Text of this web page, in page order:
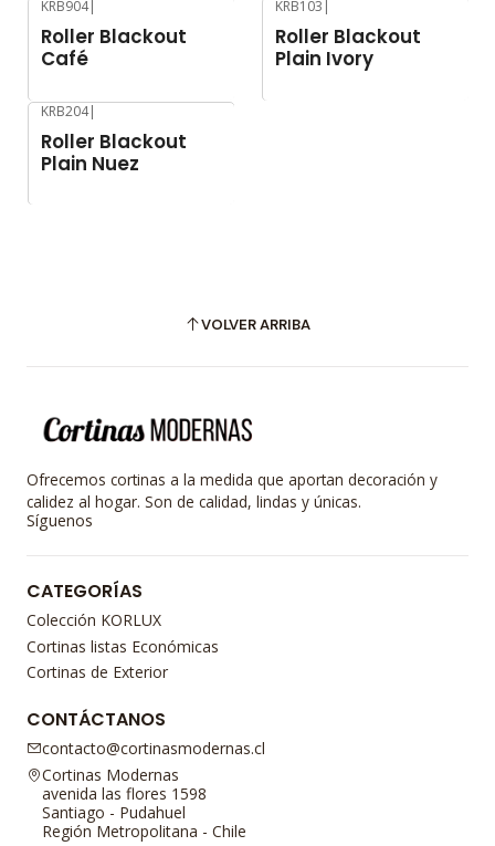
KRB904|
Roller Blackout
Café
KRB103 |
Roller Blackout
Plain Ivory
KRB204|
Roller Blackout
Plain Nuez
VOLVER ARRIBA
Ofrecemos cortinas a la medida que aportan decoración y
calidez al hogar. Son de calidad, lindas y únicas.
Síguenos
CATEGORÍAS
Colección KORLUX
Cortinas listas Económicas
Cortinas de Exterior
CONTÁCTANOS
contacto@cortinasmodernas.cl
Cortinas Modernas
avenida las flores 1598
Santiago - Pudahuel
Región Metropolitana - Chile